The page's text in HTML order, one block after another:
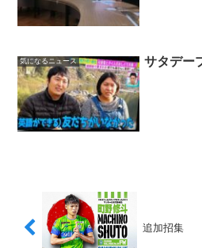
気になるニュース サタデー
追加招集